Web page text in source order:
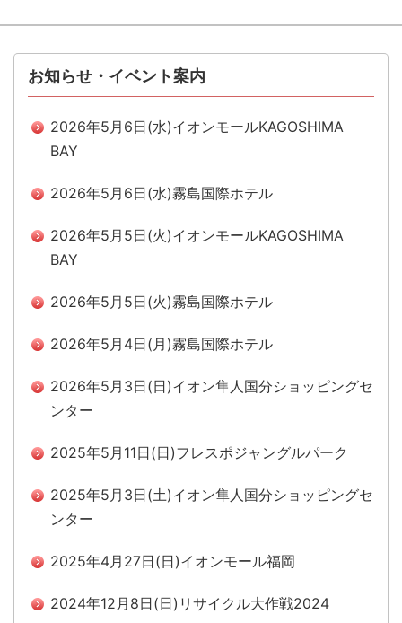
お知らせ・イベント案内
2026年5月6日(水)イオンモールKAGOSHIMA
BAY
2026年5月6日(水)霧島国際ホテル
2026年5月5日(火)イオンモールKAGOSHIMA
BAY
2026年5月5日(火)霧島国際ホテル
2026年5月4日(月)霧島国際ホテル
2026年5月3日(日)イオン隼人国分ショッピングセ
ンター
2025年5月11日(日)フレスポジャングルパーク
2025年5月3日(土)イオン隼人国分ショッピングセ
ンター
2025年4月27日(日)イオンモール福岡
2024年12月8日(日)リサイクル大作戦2024